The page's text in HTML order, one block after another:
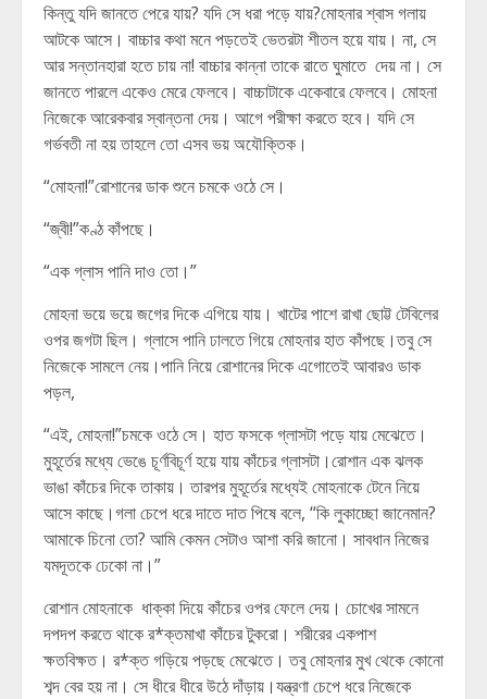
কিন্তু যদি জানতে পেরে যায়? যদি সে ধরা পড়ে যায়?মোহনার শ্বাস গলায়
আটকে আসে। বাচ্চার কথা মনে পড়তেই ভেতরটা শীতল হয়ে যায়। না, সে
আর সন্তানহারা হতে চায় না! বাচ্চার কান্না তাকে রাতে ঘুমাতে দেয় না। সে
জানতে পারলে একেও মেরে ফেলবে। বাচ্চাটাকে একেবারে ফেলবে। মোহনা
নিজেকে আরেকবার স্বান্তনা দেয়। আগে পরীক্ষা করতে হবে। যদি সে
গর্ভবতী না হয় তাহলে তো এসব ভয় অযৌক্তিক।
“মোহনা!”রোশানের ডাক শুনে চমকে ওঠে সে।
“জ্বী!”কণ্ঠ কাঁপছে।
“এক গ্লাস পানি দাও তো।”
মোহনা ভয়ে ভয়ে জগের দিকে এগিয়ে যায়। খাটের পাশে রাখা ছোট্ট টেবিলের
ওপর জগটা ছিল। গ্লাসে পানি ঢালতে গিয়ে মোহনার হাত কাঁপছে।তবু সে
নিজেকে সামলে নেয়।পানি নিয়ে রোশানের দিকে এগোতেই আবারও ডাক
পড়ল,
“এই, মোহনা!”চমকে ওঠে সে। হাত ফসকে গ্লাসটা পড়ে যায় মেঝেতে।
মুহূর্তের মধ্যে ভেঙে চূর্ণবিচূর্ণ হয়ে যায় কাঁচের গ্লাসটা।রোশান এক ঝলক
ভাঙা কাঁচের দিকে তাকায়। তারপর মুহূর্তের মধ্যেই মোহনাকে টেনে নিয়ে
আসে কাছে।গলা চেপে ধরে দাতে দাত পিষে বলে, “কি লুকাচ্ছো জানেমান?
আমাকে চিনো তো? আমি কেমন সেটাও আশা করি জানো। সাবধান নিজের
যমদূতকে ঢেকো না।”
রোশান মোহনাকে ধাক্কা দিয়ে কাঁচের ওপর ফেলে দেয়। চোখের সামনে
দপদপ করতে থাকে র*ক্তমাখা কাঁচের টুকরো। শরীরের একপাশ
ক্ষতবিক্ষত। র*ক্ত গড়িয়ে পড়ছে মেঝেতে। তবু মোহনার মুখ থেকে কোনো
শব্দ বের হয় না। সে ধীরে ধীরে উঠে দাঁড়ায়।যন্ত্রণা চেপে ধরে নিজেকে